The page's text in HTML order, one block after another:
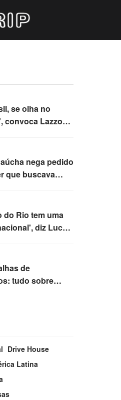
se olha no
convoca Lazzo
afro-indígena
nega pedido
que buscava
do Rio tem uma
diz Lucas
de
tudo sobre
Drive House
Latina